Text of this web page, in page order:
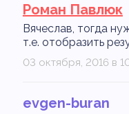
Роман Павлюк
Вячеслав, тогда
т.е. отобразить
03 октября, 2016 в
evgen-buran